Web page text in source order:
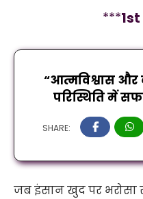
***1st
“आत्मविश्वास
परिस्थिति में
SHARE:
जब इंसान खुद पर